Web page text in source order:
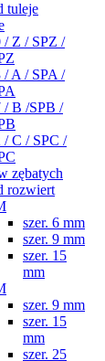
tuleje
/ Z / SPZ /
/ A / SPA /
/ B /SPB /
/ C / SPC /
zębatych
rozwiert
szer. 6 mm
szer. 9 mm
szer. 15
mm
szer. 9 mm
szer. 15
mm
szer. 25